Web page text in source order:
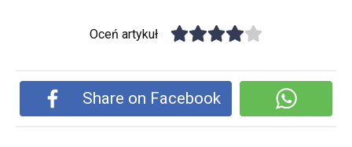
Oceń artykuł
Share on Facebook